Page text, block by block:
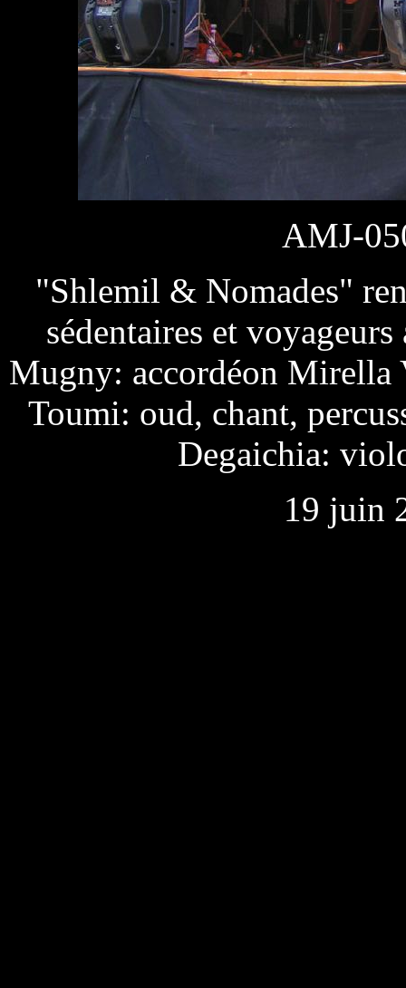
AMJ-
"Shlemil & Nomades"
sédentaires et
Mugny: accordéon Mirella
Toumi: oud, chant,
Degaichia:
19 juin